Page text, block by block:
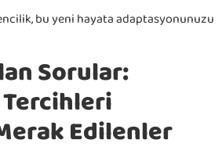
bu yeni hayata adaptasyonunuzu
Sorular:
Edilenler